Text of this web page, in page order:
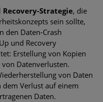
Strategie, die
sein sollte,
den Daten-Crash
und Recovery
Erstellung von Kopien
Datenverlusten.
von Daten
Verlust auf einem
Daten.